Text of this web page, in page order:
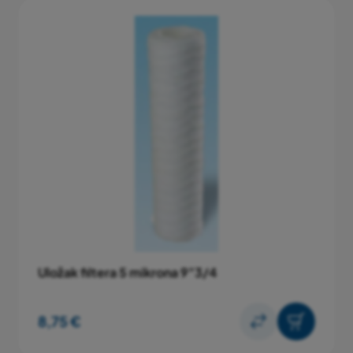
Uložak filtera 5 mikrona 9"3/4
8,75 €